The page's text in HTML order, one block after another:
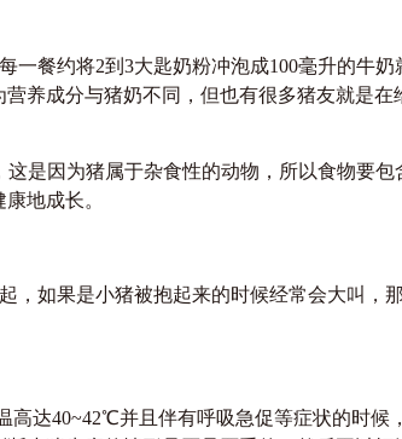
餐约将2到3大匙奶粉冲泡成100毫升的牛奶
养成分与猪奶不同，但也有很多猪友就是
因为猪属于杂食性的动物，所以食物要包
地成长。
如果是小猪被抱起来的时候经常会大叫，
达40~42℃并且伴有呼吸急促等症状的时候